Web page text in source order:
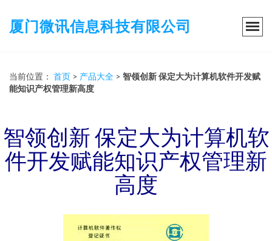
厦门微讯信息科技有限公司
当前位置： 首页 > 产品大全 > 智领创新 保定大为计算机软件开发赋
能知识产权管理新高度
智领创新 保定大为计算机软
件开发赋能知识产权管理新
高度